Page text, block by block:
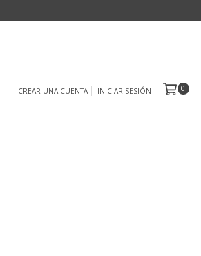
CREAR UNA CUENTA INICIAR SESIÓN 0